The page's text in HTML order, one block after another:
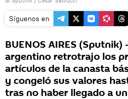
Síguenos en
BUENOS AIRES
argentino retrotrajo los
artículos de la canasta
y congeló sus valores
tras no haber llegado a